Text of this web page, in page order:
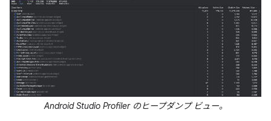
Android Studio Profiler のヒープダンプ ビュー。